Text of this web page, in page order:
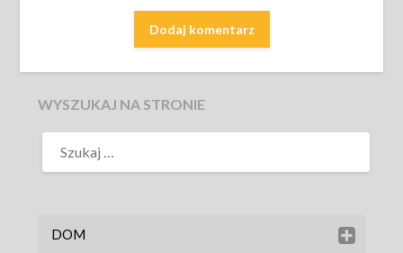
WYSZUKAJ NA STRONIE
DOM